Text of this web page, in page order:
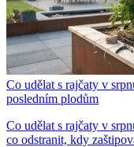
Co udělat s rajčaty v
posledním plodům
Co udělat s rajčaty v
co odstranit, kdy